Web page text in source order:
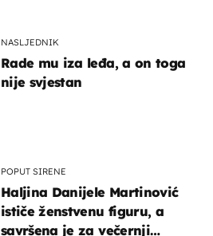
NASLJEDNIK
Rade mu iza leđa, a on toga
nije svjestan
POPUT SIRENE
Haljina Danijele Martinović
ističe ženstvenu figuru, a
savršena je za večernji